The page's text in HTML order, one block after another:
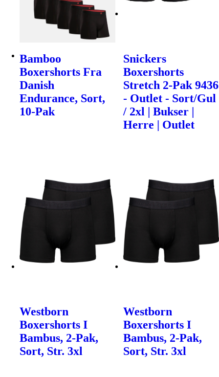
Bamboo
Boxershorts Fra
Danish
Endurance, Sort,
10-Pak
Snickers
Boxershorts
Stretch 2-Pak 9436
- Outlet - Sort/Gul
/ 2xl | Bukser |
Herre | Outlet
Westborn
Boxershorts I
Bambus, 2-Pak,
Sort, Str. 3xl
Westborn
Boxershorts I
Bambus, 2-Pak,
Sort, Str. 3xl